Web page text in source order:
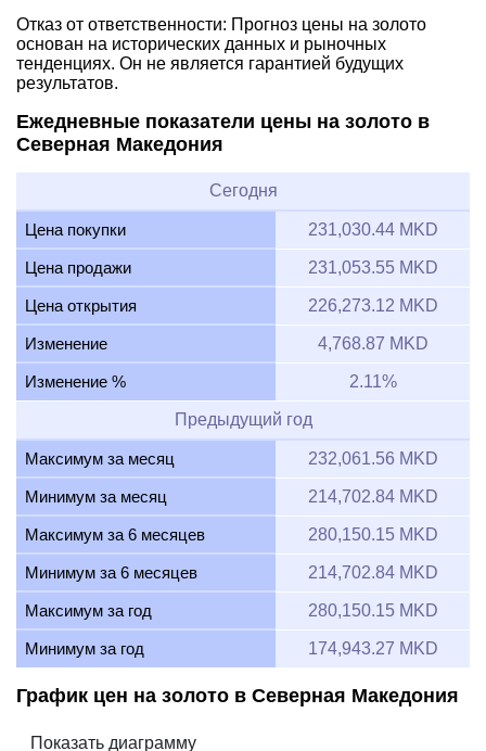
Отказ от ответственности: Прогноз цены на золото
основан на исторических данных и рыночных
тенденциях. Он не является гарантией будущих
результатов.
Ежедневные показатели цены на золото в
Северная Македония
Сегодня
Цена покупки 231,030.44 MKD
Цена продажи 231,053.55 MKD
Цена открытия 226,273.12 MKD
Изменение 4,768.87 MKD
Изменение % 2.11%
Предыдущий год
Максимум за месяц 232,061.56 MKD
Минимум за месяц 214,702.84 MKD
Максимум за 6 месяцев 280,150.15 MKD
Минимум за 6 месяцев 214,702.84 MKD
Максимум за год 280,150.15 MKD
Минимум за год 174,943.27 MKD
График цен на золото в Северная Македония